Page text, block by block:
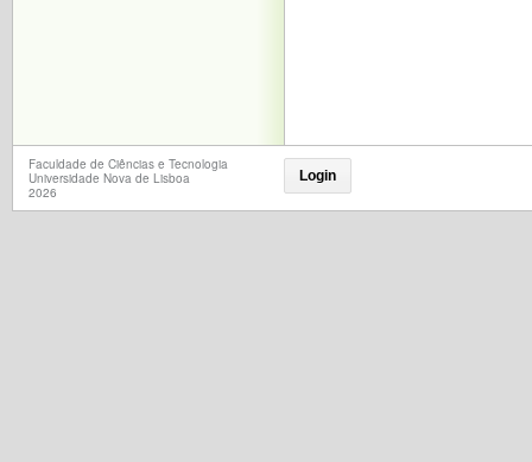
Faculdade de Ciências e Tecnologia
Universidade Nova de Lisboa
2026
Login